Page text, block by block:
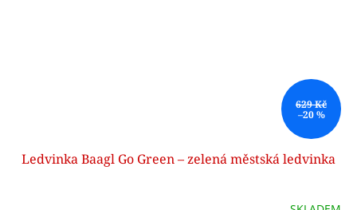
629 Kč
–20 %
Ledvinka Baagl Go Green – zelená městská ledvinka